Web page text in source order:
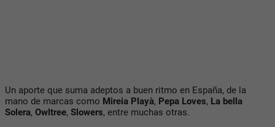
Un aporte que suma adeptos a buen ritmo en España, de la
mano de marcas como Mireia Playà, Pepa Loves, La bella
Solera, Owltree, Slowers, entre muchas otras.